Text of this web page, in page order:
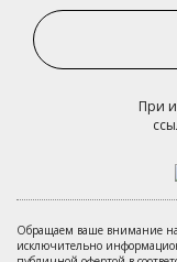
При
Обращаем ваше внимание
исключительно